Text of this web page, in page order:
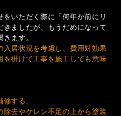
いただく際に「何年か前にリ
きましたが、もうだめになって
ます。
入居状況を考慮し、費用対効果
を掛けて工事を施工しても意味
する。
除去やケレン不足の上から塗装